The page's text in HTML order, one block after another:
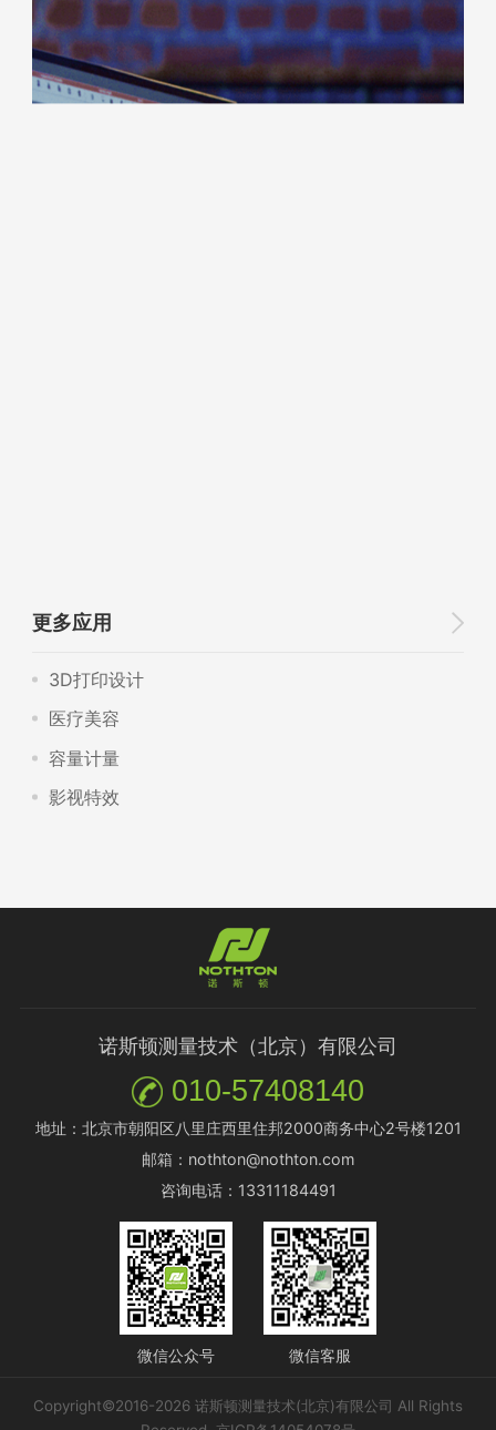
更多应用
3D打印设计
医疗美容
容量计量
影视特效
诺斯顿测量技术（北京）有限公司
010-57408140
地址：北京市朝阳区八里庄西里住邦2000商务中心2号楼1201
邮箱：nothton@nothton.com
咨询电话：13311184491
微信公众号 微信客服
Copyright©2016-2026 诺斯顿测量技术(北京)有限公司 All Rights